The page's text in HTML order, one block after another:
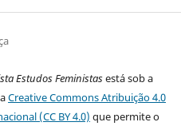
Estudos Feministasestá sob a
Creative Commons Atribuição 4.0
(CC BY 4.0) que permite o